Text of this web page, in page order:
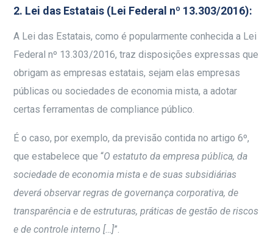
2. Lei das Estatais (Lei Federal nº 13.303/2016):
A Lei das Estatais, como é popularmente conhecida a Lei
Federal nº 13.303/2016, traz disposições expressas que
obrigam as empresas estatais, sejam elas empresas
públicas ou sociedades de economia mista, a adotar
certas ferramentas de compliance público.
É o caso, por exemplo, da previsão contida no artigo 6º,
que estabelece que “O estatuto da empresa pública, da
sociedade de economia mista e de suas subsidiárias
deverá observar regras de governança corporativa, de
transparência e de estruturas, práticas de gestão de riscos
e de controle interno […]”.